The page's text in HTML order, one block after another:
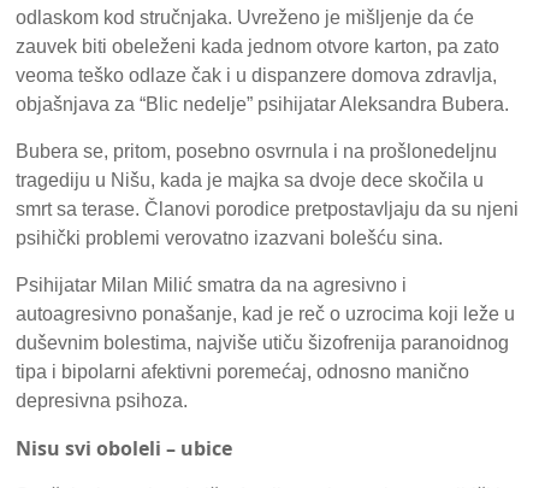
odlaskom kod stručnjaka. Uvreženo je mišljenje da će
zauvek biti obeleženi kada jednom otvore karton, pa zato
veoma teško odlaze čak i u dispanzere domova zdravlja,
objašnjava za “Blic nedelje” psihijatar Aleksandra Bubera.
Bubera se, pritom, posebno osvrnula i na prošlonedeljnu
tragediju u Nišu, kada je majka sa dvoje dece skočila u
smrt sa terase. Članovi porodice pretpostavljaju da su njeni
psihički problemi verovatno izazvani bolešću sina.
Psihijatar Milan Milić smatra da na agresivno i
autoagresivno ponašanje, kad je reč o uzrocima koji leže u
duševnim bolestima, najviše utiču šizofrenija paranoidnog
tipa i bipolarni afektivni poremećaj, odnosno manično
depresivna psihoza.
Nisu svi oboleli – ubice